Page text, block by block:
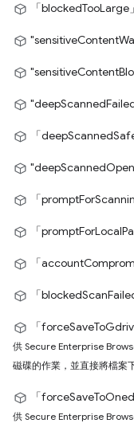
「blockedTooLarge」
「
「
「
「
「
「
供 Secure Enterprise
磁碟的作業，並直接將檔案
「
供 Secure Enterprise